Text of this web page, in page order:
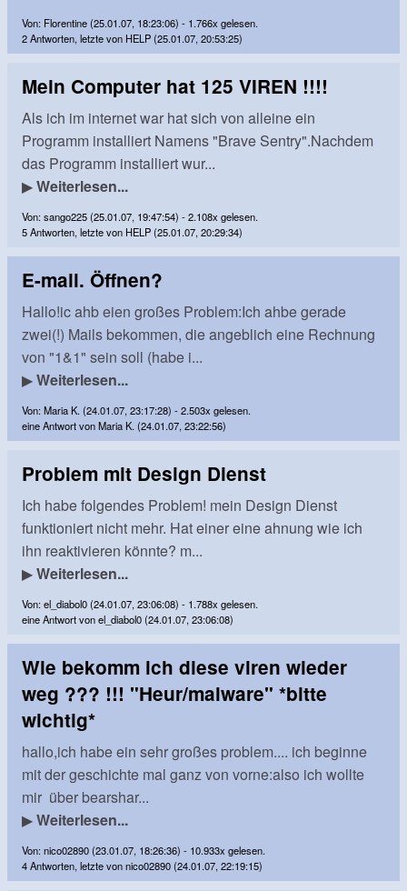
Von: Florentine (25.01.07, 18:23:06) - 1.766x gelesen.
2 Antworten, letzte von HELP (25.01.07, 20:53:25)
Mein Computer hat 125 VIREN !!!!
Als ich im internet war hat sich von alleine ein
Programm installiert Namens "Brave Sentry".Nachdem
das Programm installiert wur...
▶Weiterlesen...
Von: sango225 (25.01.07, 19:47:54) - 2.108x gelesen.
5 Antworten, letzte von HELP (25.01.07, 20:29:34)
E-mail. Öffnen?
Hallo!ic ahb eien großes Problem:Ich ahbe gerade
zwei(!) Mails bekommen, die angeblich eine Rechnung
von "1&1" sein soll (habe i...
▶Weiterlesen...
Von: Maria K. (24.01.07, 23:17:28) - 2.503x gelesen.
eine Antwort von Maria K. (24.01.07, 23:22:56)
Problem mit Design Dienst
Ich habe folgendes Problem! mein Design Dienst
funktioniert nicht mehr. Hat einer eine ahnung wie ich
ihn reaktivieren könnte? m...
▶Weiterlesen...
Von: el_diabol0 (24.01.07, 23:06:08) - 1.788x gelesen.
eine Antwort von el_diabol0 (24.01.07, 23:06:08)
Wie bekomm ich diese viren wieder
weg ??? !!! "Heur/malware" *bitte
wichtig*
hallo,ich habe ein sehr großes problem.... ich beginne
mit der geschichte mal ganz von vorne:also ich wollte
mir über bearshar...
▶Weiterlesen...
Von: nico02890 (23.01.07, 18:26:36) - 10.933x gelesen.
4 Antworten, letzte von nico02890 (24.01.07, 22:19:15)